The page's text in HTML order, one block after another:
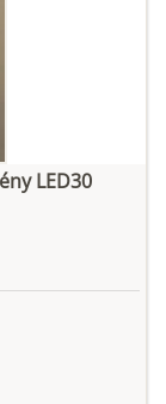
LED30